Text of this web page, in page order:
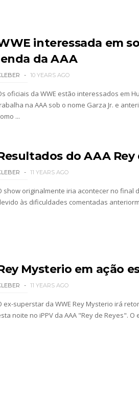
2002 -
Butcher vs. Samoa
Perfect: SummerSlam
interessada em
da AAA
10 YEARS AGO
oficiais da WWE estão interessados em
na AAA sob o nome Garza Jr. e
...
do AAA Rey
11 YEARS AGO
show originalmente iria acontecer no final
às dificuldades comentadas
Mysterio em ação
11 YEARS AGO
ex-superstar da WWE Rey Mysterio irá
noite no iPPV da AAA "Rey de Reyes". O